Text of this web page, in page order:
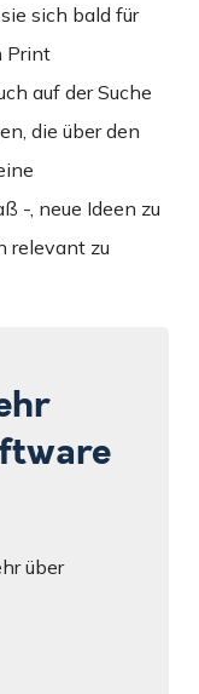
sich bald für
Print
auf der Suche
die über den
-, neue Ideen zu
relevant zu
über